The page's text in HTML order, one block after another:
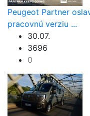
Peugeot Partner
pracovnú verziu ...
30.07.
3696
0